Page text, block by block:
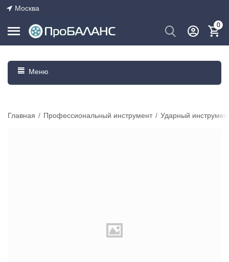
Москва
0
Меню
Главная / Профессиональный инструмент / Ударный